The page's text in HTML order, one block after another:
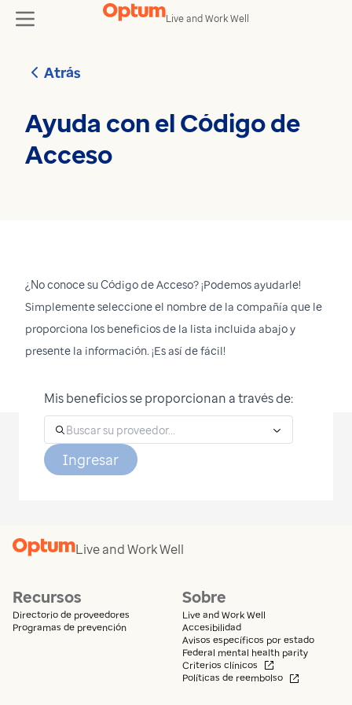
Skip to content
Live and Work Well
Atrás
Ayuda con el Código de
Acceso
¿No conoce su Código de Acceso? ¡Podemos ayudarle!
Simplemente seleccione el nombre de la compañía que le
proporciona los beneficios de la lista incluida abajo y
presente la información. ¡Es así de fácil!
Mis beneficios se proporcionan a través de:
Ingresar
Live and Work Well
Recursos
Directorio de proveedores
Programas de prevención
Sobre
Live and Work Well
Accesibilidad
Avisos específicos por estado
Federal mental health parity
Criterios clínicos
Políticas de reembolso